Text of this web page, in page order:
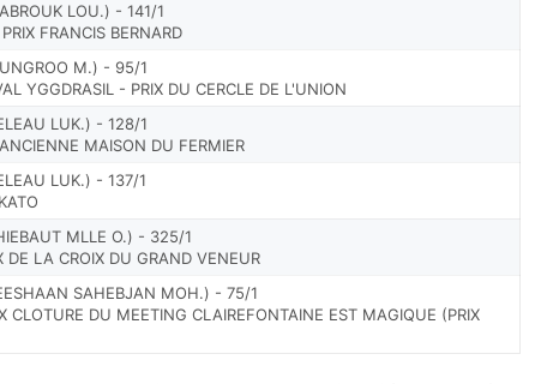
LOU.) - 141/1
FRANCIS BERNARD
M.) - 95/1
YGGDRASIL - PRIX DU CERCLE DE L'UNION
LUK.) - 128/1
MAISON DU FERMIER
LUK.) - 137/1
MLLE O.) - 325/1
DE LA CROIX DU GRAND VENEUR
SAHEBJAN MOH.) - 75/1
CLOTURE DU MEETING CLAIREFONTAINE EST MAGIQUE (PRIX